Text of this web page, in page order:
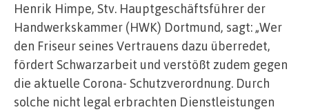
Henrik Himpe, Stv. Hauptgeschäftsführer der
Handwerkskammer (HWK) Dortmund, sagt: „Wer
den Friseur seines Vertrauens dazu überredet,
fördert Schwarzarbeit und verstößt zudem gegen
die aktuelle Corona- Schutzverordnung. Durch
solche nicht legal erbrachten Dienstleistungen